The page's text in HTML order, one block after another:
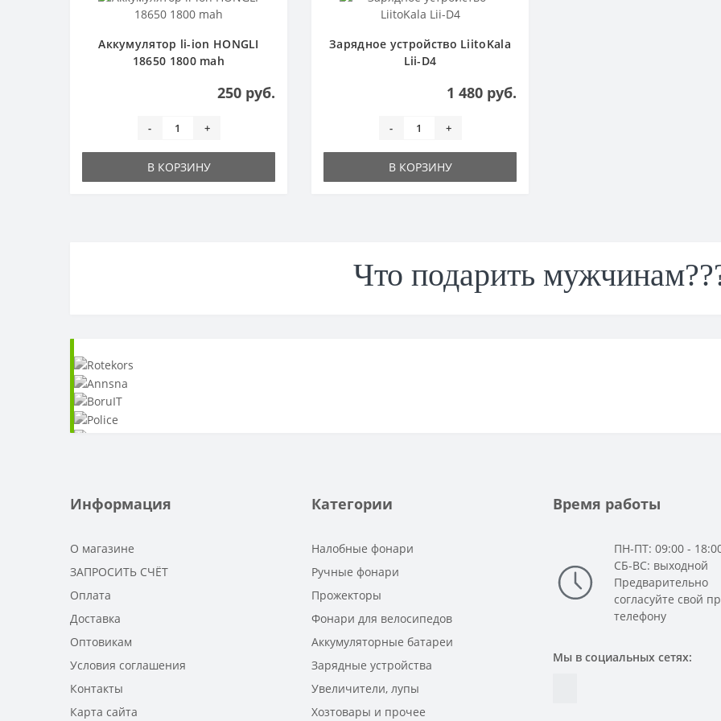
Аккумулятор li-ion HONGLI
18650 1800 mah
250 руб.
- +
В КОРЗИНУ
Зарядное устройство LiitoKala
Lii-D4
1 480 руб.
- +
В КОРЗИНУ
Что подарить
Информация
О магазине
ЗАПРОСИТЬ СЧЁТ
Оплата
Доставка
Оптовикам
Условия соглашения
Контакты
Карта сайта
Категории
Налобные фонари
Ручные фонари
Прожекторы
Фонари для велосипедов
Аккумуляторные батареи
Зарядные устройства
Увеличители, лупы
Хозтовары и прочее
Время работы
ПН-ПТ: 09:00 -
СБ-ВС: выходной
Предварительно
согласуйте свой
телефону
Мы в социальных сетях: